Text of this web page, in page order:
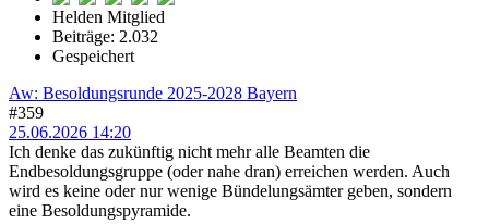
Helden Mitglied
Beiträge: 2.032
Gespeichert
Aw: Besoldungsrunde 2025-2028 Bayern
#359
25.06.2026 14:20
Ich denke das zukünftig nicht mehr alle Beamten die
Endbesoldungsgruppe (oder nahe dran) erreichen werden. Auch
wird es keine oder nur wenige Bündelungsämter geben, sondern
eine Besoldungspyramide.